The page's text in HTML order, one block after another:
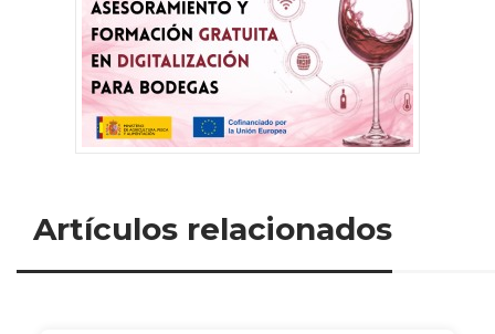
Artículos relacionados